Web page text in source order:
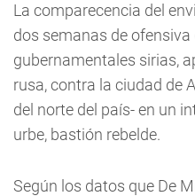
La comparecencia del
dos semanas de ofensiva
gubernamentales sirias,
rusa, contra la ciudad de
del norte del país- en un
urbe, bastión rebelde.
Según los datos que De